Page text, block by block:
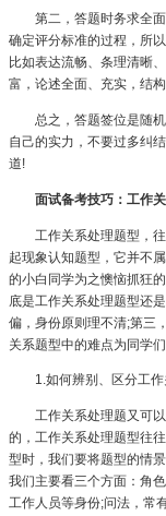
第二，答题时务求全面
确定评分标准的过程，所
比如表达流畅、条理清晰
富，论述全面、充实，结构
总之，答题签位是随机
自己的实力，不要过多纠
道!
面试备考技巧：工作
工作关系处理题型，往
起现象认知题型，它并不
的小白同学为之懊恼抓狂
底是工作关系处理题型还
偏，身份原则理不清;第三
关系题型中的难点为同学
1.如何辨别、区分工作
工作关系处理题又可以
的，工作关系处理题型往
型时，我们要将题型的情
我们主要看三个方面：角
工作人员等身份;问法，常